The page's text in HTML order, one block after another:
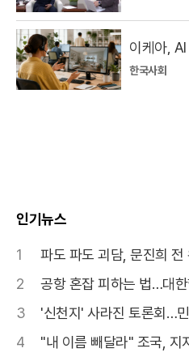
이케아,
한국사회
인기뉴스
1
파도 파도 괴담, 문진희
2
공항 혼잡 피하는 법…대
3
'신천지' 사라진 토론회…
4
"내 이름 빼달라" 조국, 지